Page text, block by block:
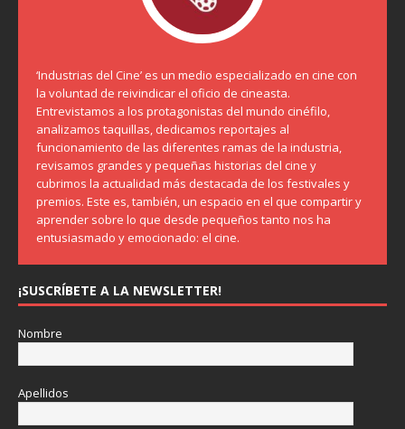
‘Industrias del Cine’ es un medio especializado en cine con
la voluntad de reivindicar el oficio de cineasta.
Entrevistamos a los protagonistas del mundo cinéfilo,
analizamos taquillas, dedicamos reportajes al
funcionamiento de las diferentes ramas de la industria,
revisamos grandes y pequeñas historias del cine y
cubrimos la actualidad más destacada de los festivales y
premios. Este es, también, un espacio en el que compartir y
aprender sobre lo que desde pequeños tanto nos ha
entusiasmado y emocionado: el cine.
¡SUSCRÍBETE A LA NEWSLETTER!
Nombre
Apellidos